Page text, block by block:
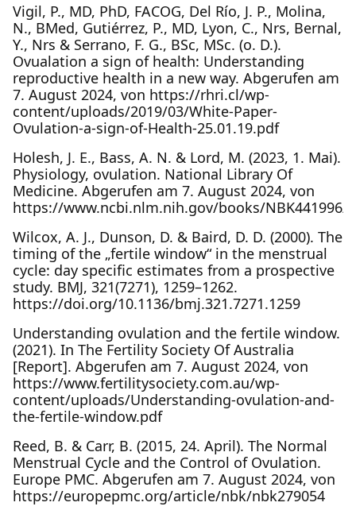
Vigil, P., MD, PhD, FACOG, Del Río, J. P., Molina,
N., BMed, Gutiérrez, P., MD, Lyon, C., Nrs, Bernal,
Y., Nrs & Serrano, F. G., BSc, MSc. (o. D.).
Ovualation a sign of health: Understanding
reproductive health in a new way. Abgerufen am
7. August 2024, von https://rhri.cl/wp-
content/uploads/2019/03/White-Paper-
Ovulation-a-sign-of-Health-25.01.19.pdf
Holesh, J. E., Bass, A. N. & Lord, M. (2023, 1. Mai).
Physiology, ovulation. National Library Of
Medicine. Abgerufen am 7. August 2024, von
https://www.ncbi.nlm.nih.gov/books/NBK441996/
Wilcox, A. J., Dunson, D. & Baird, D. D. (2000). The
timing of the „fertile window“ in the menstrual
cycle: day specific estimates from a prospective
study. BMJ, 321(7271), 1259–1262.
https://doi.org/10.1136/bmj.321.7271.1259
Understanding ovulation and the fertile window.
(2021). In The Fertility Society Of Australia
[Report]. Abgerufen am 7. August 2024, von
https://www.fertilitysociety.com.au/wp-
content/uploads/Understanding-ovulation-and-
the-fertile-window.pdf
Reed, B. & Carr, B. (2015, 24. April). The Normal
Menstrual Cycle and the Control of Ovulation.
Europe PMC. Abgerufen am 7. August 2024, von
https://europepmc.org/article/nbk/nbk279054